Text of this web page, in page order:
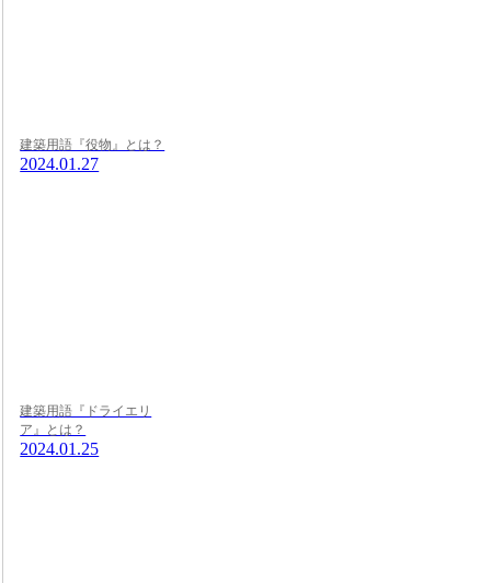
建築用語『役物』とは？
2024.01.27
建築用語『ドライエリ
ア』とは？
2024.01.25